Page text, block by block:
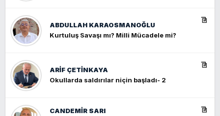
ABDULLAH KARAOSMANOĞLU
Kurtuluş Savaşı mı? Milli Mücadele mi?
ARIF ÇETİNKAYA
Okullarda saldırılar niçin başladı- 2
CANDEMIR SARI